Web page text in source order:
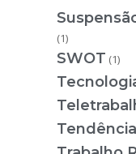
(1)
SWOT (1)